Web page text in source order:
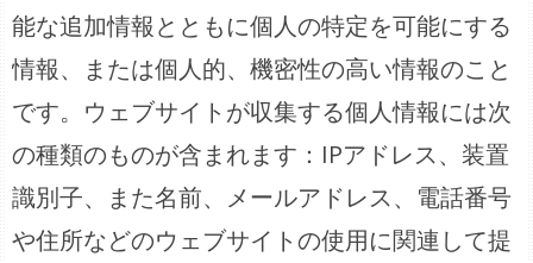
能な追加情報とともに個人の特定を可能にする
情報、または個人的、機密性の高い情報のこと
です。ウェブサイトが収集する個人情報には次
の種類のものが含まれます：IPアドレス、装置
識別子、また名前、メールアドレス、電話番号
や住所などのウェブサイトの使用に関連して提